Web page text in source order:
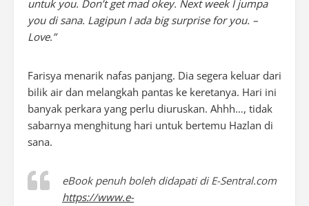
untuk you. Don’t get mad okey. Next week I jumpa
you di sana. Lagipun I ada big surprise for you. –
Love.”
Farisya menarik nafas panjang. Dia segera keluar dari
bilik air dan melangkah pantas ke keretanya. Hari ini
banyak perkara yang perlu diuruskan. Ahhh…, tidak
sabarnya menghitung hari untuk bertemu Hazlan di
sana.
eBook penuh boleh didapati di E-Sentral.com
https://www.e-